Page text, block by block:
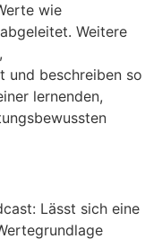
wie
Weitere
und beschreiben so
lernenden,
Lässt sich eine